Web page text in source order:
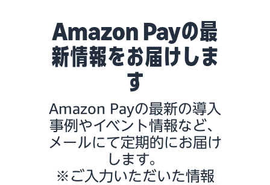
Amazon Payの最
新情報をお届けしま
す
Amazon Payの最新の導入
事例やイベント情報など、
メールにて定期的にお届け
します。
※ご入力いただいた情報